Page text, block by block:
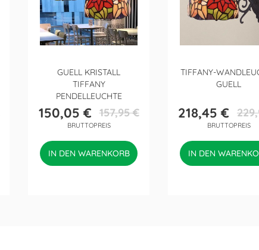
GUELL KRISTALL
TIFFANY
PENDELLEUCHTE
Preis
150,05 €Verkaufspreis
157,95 €
BRUTTOPREIS
IN DEN WARENKORB
TIFFANY-
GUELL
Preis
218,45 €
BRUTTOPREIS
IN DEN